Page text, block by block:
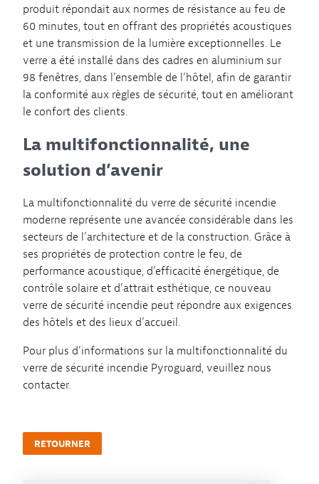
produit répondait aux normes de résistance au feu de
60 minutes, tout en offrant des propriétés acoustiques
et une transmission de la lumière exceptionnelles. Le
verre a été installé dans des cadres en aluminium sur
98 fenêtres, dans l’ensemble de l’hôtel, afin de garantir
la conformité aux règles de sécurité, tout en améliorant
le confort des clients.
La multifonctionnalité, une
solution d’avenir
La multifonctionnalité du verre de sécurité incendie
moderne représente une avancée considérable dans les
secteurs de l’architecture et de la construction. Grâce à
ses propriétés de protection contre le feu, de
performance acoustique, d’efficacité énergétique, de
contrôle solaire et d’attrait esthétique, ce nouveau
verre de sécurité incendie peut répondre aux exigences
des hôtels et des lieux d’accueil.
Pour plus d’informations sur la multifonctionnalité du
verre de sécurité incendie Pyroguard, veuillez nous
contacter.
RETOURNER